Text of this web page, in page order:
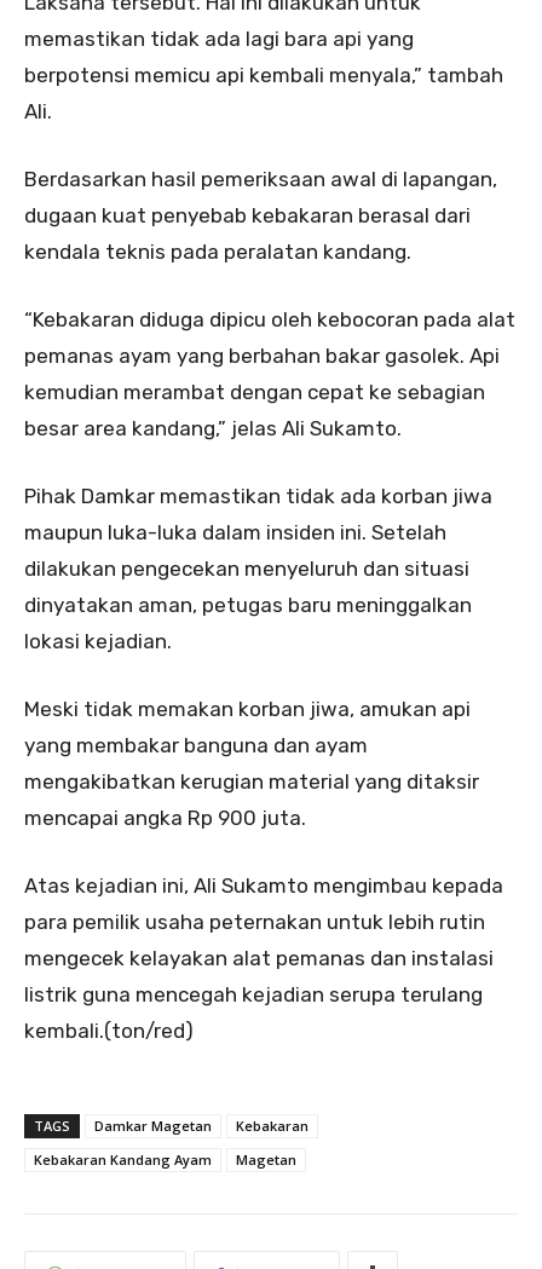
memastikan tidak ada lagi bara api yang
berpotensi memicu api kembali menyala,” tambah
Ali.
Berdasarkan hasil pemeriksaan awal di lapangan,
dugaan kuat penyebab kebakaran berasal dari
kendala teknis pada peralatan kandang.
“Kebakaran diduga dipicu oleh kebocoran pada alat
pemanas ayam yang berbahan bakar gasolek. Api
kemudian merambat dengan cepat ke sebagian
besar area kandang,” jelas Ali Sukamto.
Pihak Damkar memastikan tidak ada korban jiwa
maupun luka-luka dalam insiden ini. Setelah
dilakukan pengecekan menyeluruh dan situasi
dinyatakan aman, petugas baru meninggalkan
lokasi kejadian.
Meski tidak memakan korban jiwa, amukan api
yang membakar banguna dan ayam
mengakibatkan kerugian material yang ditaksir
mencapai angka Rp 900 juta.
Atas kejadian ini, Ali Sukamto mengimbau kepada
para pemilik usaha peternakan untuk lebih rutin
mengecek kelayakan alat pemanas dan instalasi
listrik guna mencegah kejadian serupa terulang
kembali.(ton/red)
TAGS Damkar Magetan
Kebakaran
Kebakaran Kandang Ayam
Magetan